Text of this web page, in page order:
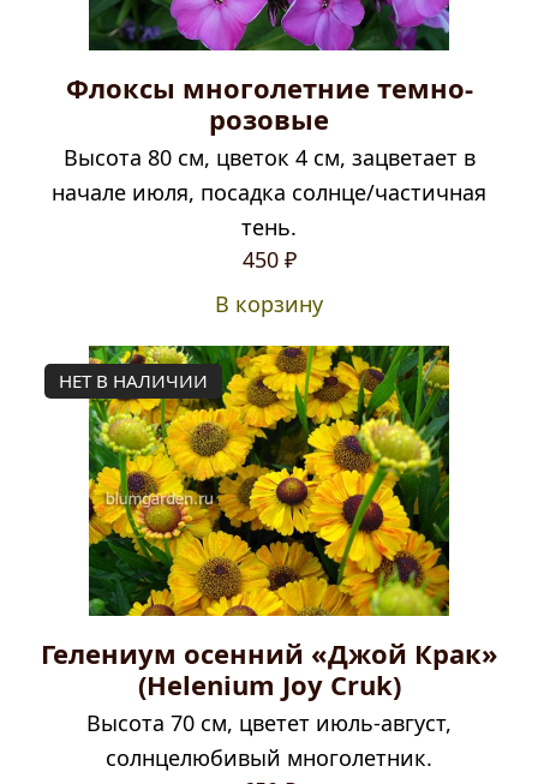
Флоксы многолетние темно-
розовые
Высота 80 см, цветок 4 см, зацветает в
начале июля, посадка солнце/частичная
тень.
450 ₽
В корзину
НЕТ В НАЛИЧИИ
Гелениум осенний «Джой Крак»
(Helenium Joy Cruk)
Высота 70 см, цветет июль-август,
солнцелюбивый многолетник.